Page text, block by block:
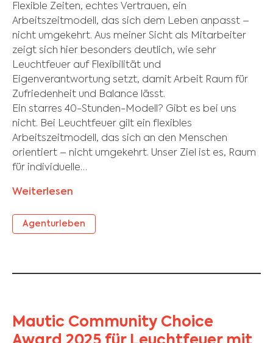
Flexible Zeiten, echtes Vertrauen, ein
Arbeitszeitmodell, das sich dem Leben anpasst –
nicht umgekehrt. Aus meiner Sicht als Mitarbeiter
zeigt sich hier besonders deutlich, wie sehr
Leuchtfeuer auf Flexibilität und
Eigenverantwortung setzt, damit Arbeit Raum für
Zufriedenheit und Balance lässt.
Ein starres 40-Stunden-Modell? Gibt es bei uns
nicht. Bei Leuchtfeuer gilt ein flexibles
Arbeitszeitmodell, das sich an den Menschen
orientiert – nicht umgekehrt. Unser Ziel ist es, Raum
für individuelle…
Weiterlesen
Agenturleben
Mautic Community Choice